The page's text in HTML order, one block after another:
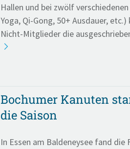
Hallen und bei zwölf
Yoga, Qi-Gong, 50+ Ausdauer,
Nicht-Mitglieder die
Bochumer Kanuten
die Saison
In Essen am Baldeneysee fand